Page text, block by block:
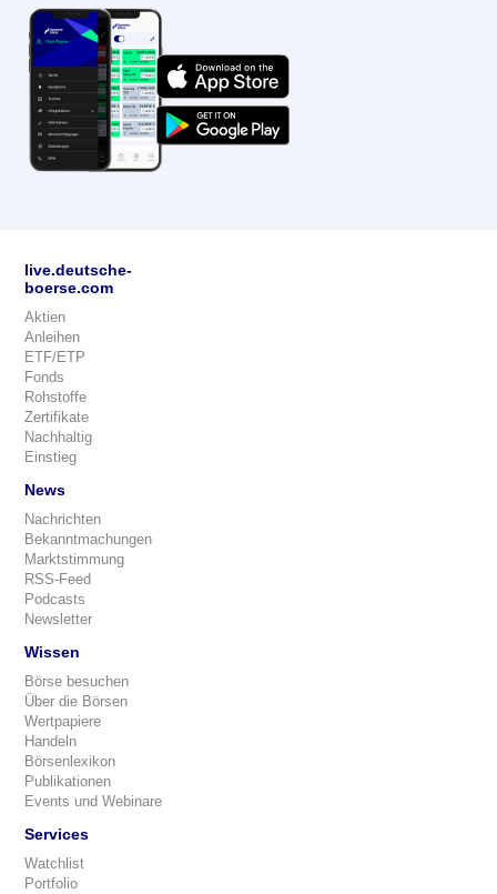
live.deutsche-
boerse.com
Aktien
Anleihen
ETF/ETP
Fonds
Rohstoffe
Zertifikate
Nachhaltig
Einstieg
News
Nachrichten
Bekanntmachungen
Marktstimmung
RSS-Feed
Podcasts
Newsletter
Wissen
Börse besuchen
Über die Börsen
Wertpapiere
Handeln
Börsenlexikon
Publikationen
Events und Webinare
Services
Watchlist
Portfolio